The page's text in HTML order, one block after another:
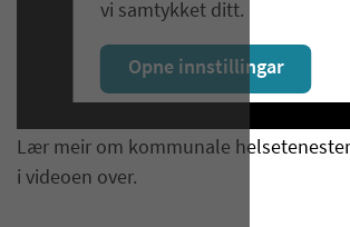
vi samtykket ditt.
Opne innstillingar
Lær meir om kommunale
i videoen over.